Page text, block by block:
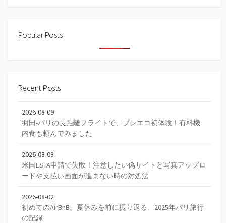
Popular Posts
Recent Posts
2026-08-09
羽田-パリの長距離フライトで、プレエコ初体験！有料機
内食も頼んでみました
2026-08-08
米国ESTA申請で失敗！注意したい偽サイトと写真アップロ
ードや支払い画面が進まない時の対処法
2026-08-02
初めてのAirBnB。夏休みを前に振り返る、2025年パリ旅行
の記録